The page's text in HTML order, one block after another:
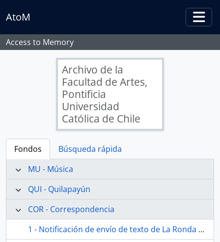
AtoM
Access to Memory
Archivo de la
Facultad de Artes,
Pontificia
Universidad
Católica de Chile
Fondos
Búsqueda rápida
MU - Música
QUI - Quilapayún
COR - Correspondencia
1 - Notificación de envío de texto de La Ronda del Ausente de Fernando Alegría